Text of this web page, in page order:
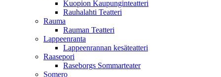
Kuopion Kaupunginteatteri
Rauhalahti Teatteri
Rauma
Rauman Teatteri
Lappeenranta
Lappeenrannan kesäteatteri
Raasepori
Raseborgs Sommarteater
Somero